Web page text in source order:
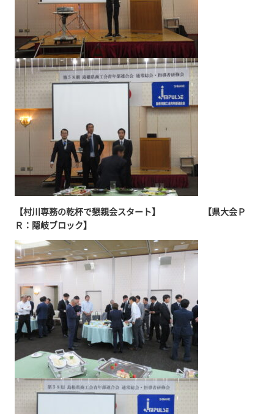
【村川専務の乾杯で懇親会スタート】 【県大会Ｐ
Ｒ：隠岐ブロック】